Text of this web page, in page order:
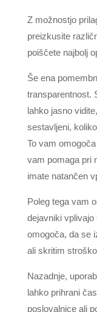
Z možnostjo
preizkusite
poiščete najbolj
Še ena
transparentnost.
lahko jasno
sestavljeni,
To vam
vam pomaga pri
imate natančen
Poleg tega vam
dejavniki
omogoča, da se
ali skritim
Nazadnje,
lahko prihrani
poslovalnice ali